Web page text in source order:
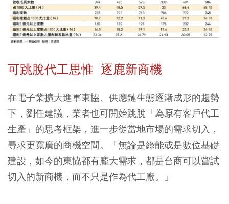
可跳脫代工思惟 逐鹿新商機
在電子業擴大進軍東協、供應鏈生態逐漸成形的趨勢
下，劉任建議，業者也可開始跳脫「為原有客戶代工
生產」的思考框架，進一步從當地市場的需求切入，
尋求更寬廣的商機空間。「無論是綠能或是數位基礎
建設，如今的東協都有龐大需求，都是台商可以嘗試
切入的新商機，而不只是作為代工廠。」